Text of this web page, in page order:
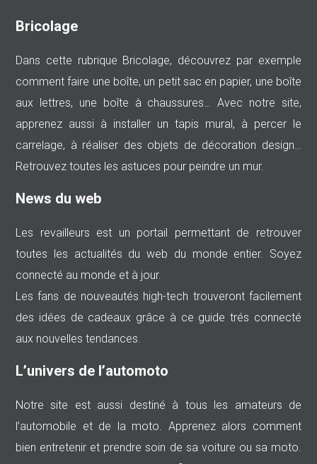
Bricolage
Dans cette rubrique Bricolage, découvrez par exemple
comment faire une boîte, un petit sac en papier, une boîte
aux lettres, une boîte à chaussures… Avec notre site,
apprenez aussi à installer un tapis mural, à percer le
carrelage, à réaliser des objets de décoration design…
Retrouvez toutes les astuces pour peindre un mur.
News du web
Les revailleurs est un portail permettant de retrouver
toutes les actualités du web du monde entier. Soyez
connecté au monde et à jour.
Les fans de nouveautés high-tech trouveront facilement
des idées de cadeaux grâce à ce guide trés connecté
aux nouvelles tendances.
L’univers de l’automoto
Notre site est aussi destiné à tous les amateurs de
l’automobile et de la moto. Apprenez alors comment
bien entretenir et prendre soin de sa voiture ou sa moto.